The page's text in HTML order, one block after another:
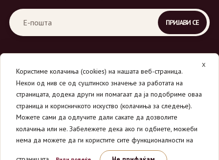
© 2026Вино Маркет - МОНДАВИ ДООЕЛ.
Сите права се задржани.
X
Користиме колачиња (cookies) на нашата веб-страница.
Некои од нив се од суштинско значење за работата на
страницата, додека други ни помагаат да ја подобриме оваа
страница и корисничкото искуство (колачиња за следење).
Можете сами да одлучите дали сакате да дозволите
колачиња или не. Забележете дека ако ги одбиете, можеби
нема да можете да ги користите сите функционалности на